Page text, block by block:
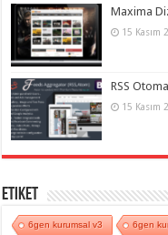
Maxima
15 Kasım
RSS
15 Kasım
Etiket
6gen kurumsal v3 6gen